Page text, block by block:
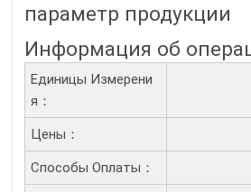
параметр продукции
Информация об
Единицы Измерени
Я：
Цены：
Способы Оплаты：